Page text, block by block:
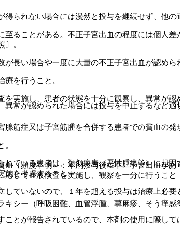
られない場合には漫然と投与を継続せず、他の
ることがある。不正子宮出血の程度には個人
。
長い場合や一度に大量の不正子宮出血が認めら
を行うこと。
実施し、患者の状態を十分に観察し、異常が
筋症又は子宮筋腫を合併する患者での貧血の発
ている患者は、類似疾患（悪性腫瘍等）に起
施を考慮すること。
ていないので、１年を超える投与は治療上必
とが報告されているので、本剤の使用に際して
常が認められた場合には投与を中止するなど適
（頻度不明）：本剤投与後に不正子宮出血が
じて血液検査を実施し、観察を十分に行うこ
シー（呼吸困難、血管浮腫、蕁麻疹、そう痒